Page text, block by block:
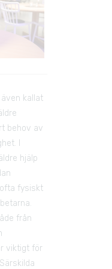
kallat
behov av
I
hjälp
fysiskt
från
viktigt för